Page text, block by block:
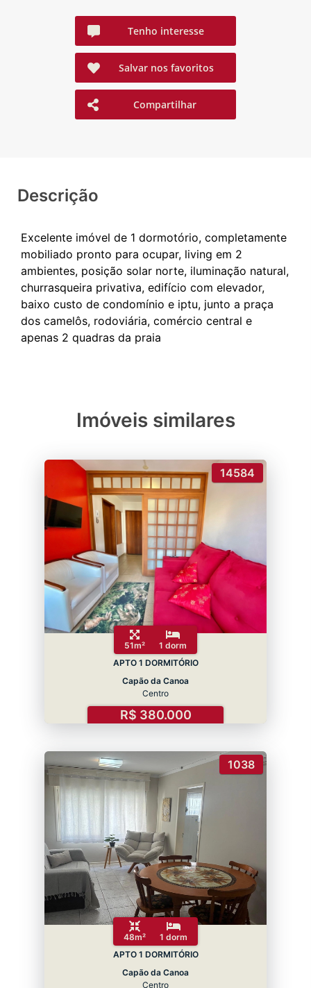
Tenho interesse
Salvar nos favoritos
Compartilhar
Descrição
Excelente imóvel de 1 dormotório, completamente
mobiliado pronto para ocupar, living em 2
ambientes, posição solar norte, iluminação natural,
churrasqueira privativa, edifício com elevador,
baixo custo de condomínio e iptu, junto a praça
dos camelôs, rodoviária, comércio central e
Imóveis similares
14584
51m²
1 dorm
APTO 1 DORMITÓRIO
Capão da Canoa
Centro
R$ 380.000
1038
48m²
1 dorm
APTO 1 DORMITÓRIO
Capão da Canoa
Centro